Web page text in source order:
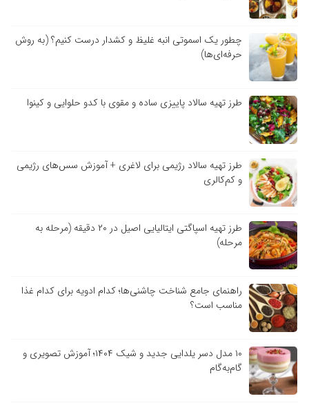
چطور یک اسموتی انبه غلیظ و کشدار درست کنیم؟ (به روش
حرفه‌ای‌ها)
طرز تهیه سالاد پاییزی ساده و مقوی با کدو حلوایی و کینوا
طرز تهیه سالاد رژیمی برای لاغری + آموزش سس‌های رژیمی
و کم‌کالری
طرز تهیه اسپاگتی ایتالیایی اصیل در ۲۰ دقیقه (مرحله به
مرحله)
راهنمای جامع شناخت چاشنی‌ها؛ کدام ادویه برای کدام غذا
مناسب است؟
۱۰ مدل دسر یلدایی جدید و شیک ۱۴۰۴؛ آموزش تصویری و
گام‌به‌گام